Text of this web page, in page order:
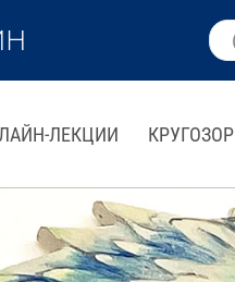
ЛЕКЦИИ КРУГОЗОР